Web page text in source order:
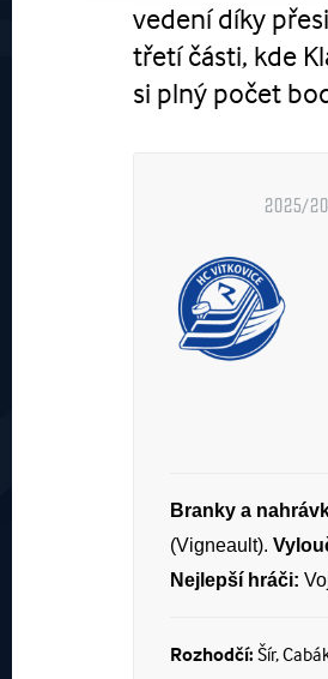
vedení díky
třetí části, kde
si plný počet
2025/
Branky a
(Vigneault).
Nejlepší hráči:
Rozhodčí: Šír,